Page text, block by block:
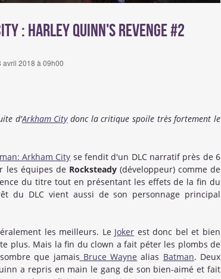
: Harley Quinn's Revenge #2
avril 2018 à 09h00
d'Arkham Citydonc la critique spoile très fortement le
Arkham City se fendit d'un DLC narratif près de 6
les équipes de Rocksteady(développeur) comme de
du titre tout en présentant les effets de la fin du
du DLC vient aussi de son personnage principal
les meilleurs. Le Joker est donc bel et bien
plus. Mais la fin du clown a fait péter les plombs de
que jamais Bruce Wayne alias Batman. Deux
a repris en main le gang de son bien-aimé et fait